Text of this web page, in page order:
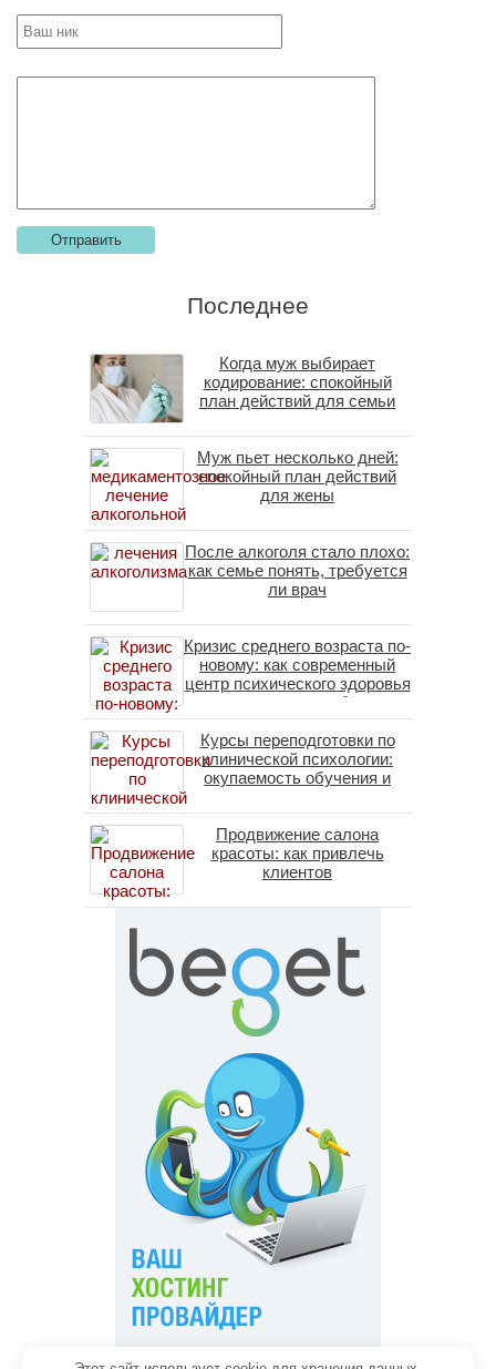
Последнее
Когда муж выбирает
кодирование: спокойный
план действий для семьи
Муж пьет несколько дней:
спокойный план действий
для жены
После алкоголя стало плохо:
как семье понять, требуется
ли врач
Кризис среднего возраста по-
новому: как современный
центр психического здоровья
помогает пересобрать
личность без таблеток
(методы ДПДГ и КПТ)
Курсы переподготовки по
клинической психологии:
окупаемость обучения и
специалистов в 2026 году
Продвижение салона
красоты: как привлечь
клиентов